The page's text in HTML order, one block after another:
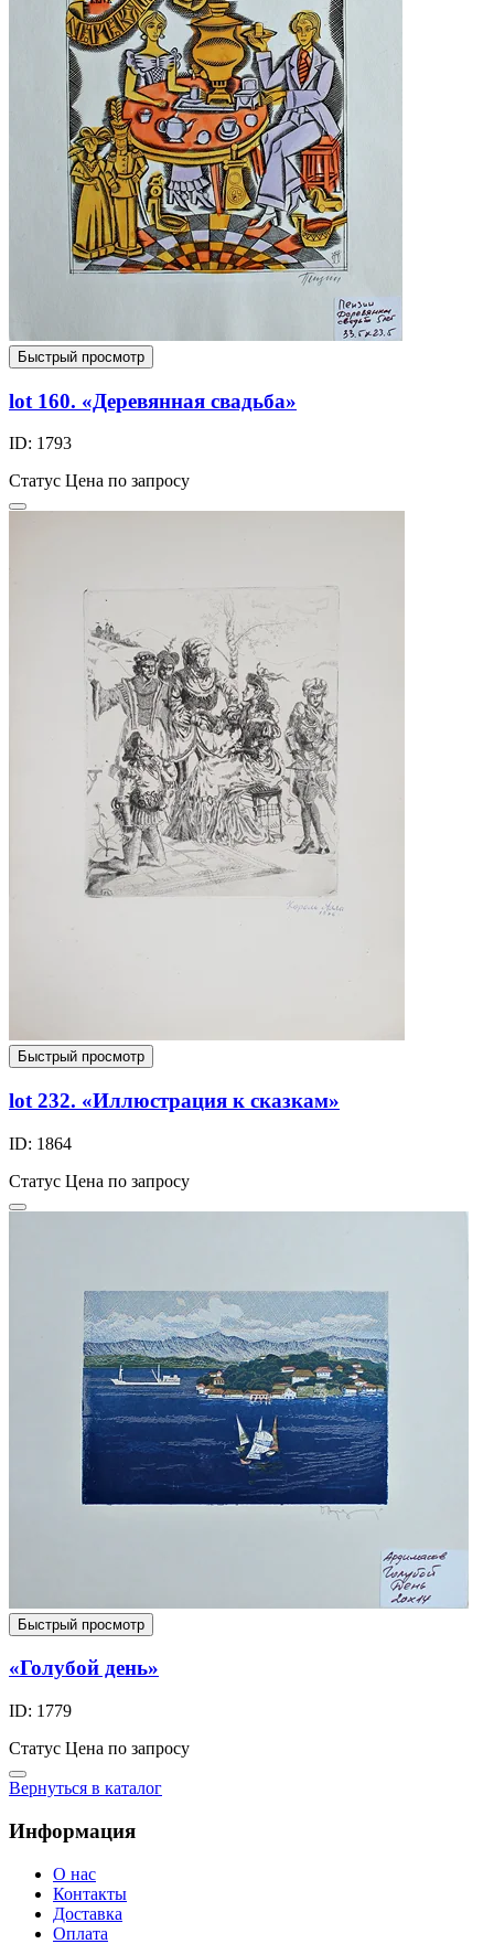
Быстрый просмотр
lot 160. «Деревянная свадьба»
ID: 1793
Статус Цена по запросу
Быстрый просмотр
lot 232. «Иллюстрация к сказкам»
ID: 1864
Статус Цена по запросу
Быстрый просмотр
«Голубой день»
ID: 1779
Статус Цена по запросу
Вернуться в каталог
Информация
О нас
Контакты
Доставка
Оплата